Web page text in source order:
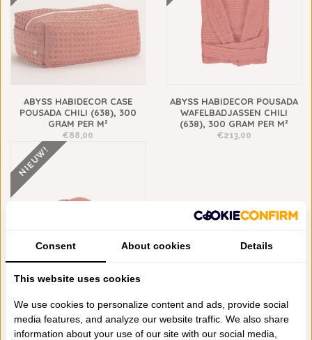
ABYSS HABIDECOR CASE
POUSADA CHILI (638), 300
GRAM PER M²
€88,00
ABYSS HABIDECOR POUSADA
WAFELBADJASSEN CHILI
(638), 300 GRAM PER M²
€213,00
NIEUW!
SLIPPERS CHILI (638), 300
GRAM PER M²
€63,00
Consent About cookies Details
This website uses cookies
We use cookies to personalize content and ads, provide social
media features, and analyze our website traffic. We also share
information about your use of our site with our social media,